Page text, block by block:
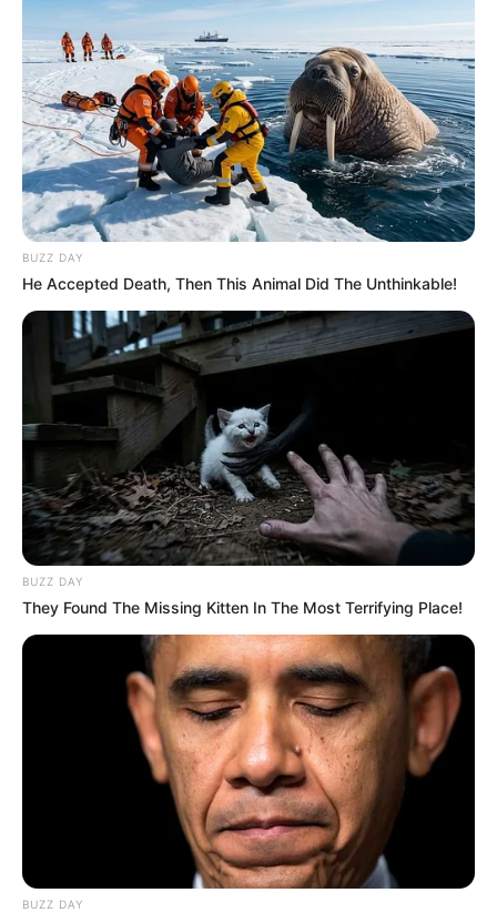
Lembrancinha.net
Lembrancinha.net
BUZZ DAY
He Accepted Death, Then This Animal Did The Unthinkable!
BUZZ DAY
They Found The Missing Kitten In The Most Terrifying Place!
BUZZ DAY